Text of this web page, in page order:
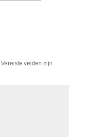
Vereiste velden zijn